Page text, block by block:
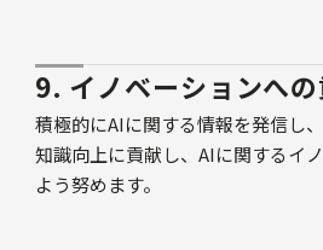
9. イノベーションへ
積極的にAIに関する情報を発信し
知識向上に貢献し、AIに関するイ
よう努めます。